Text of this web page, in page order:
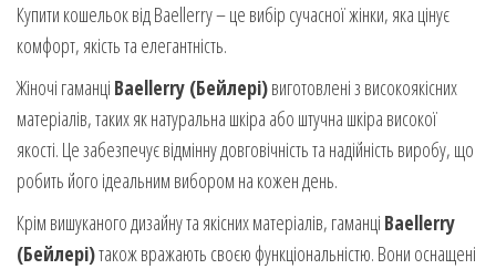
Купити кошельок від Baellerry – це вибір сучасної жінки, яка цінує
комфорт, якість та елегантність.
Жіночі гаманці Baellerry (Бейлері)виготовлені з високоякісних
матеріалів, таких як натуральна шкіра або штучна шкіра високої
якості. Це забезпечує відмінну довговічність та надійність виробу, що
робить його ідеальним вибором на кожен день.
Крім вишуканого дизайну та якісних матеріалів, гаманці Baellerry
(Бейлері)також вражають своєю функціональністю. Вони оснащені